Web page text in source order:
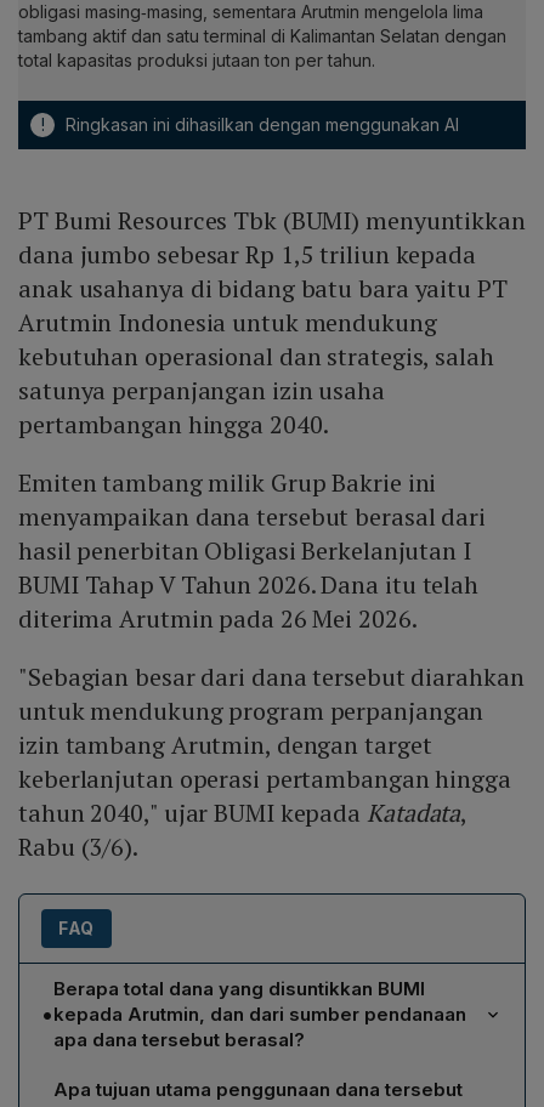
obligasi masing‑masing, sementara Arutmin mengelola lima
tambang aktif dan satu terminal di Kalimantan Selatan dengan
total kapasitas produksi jutaan ton per tahun.
! Ringkasan ini dihasilkan dengan menggunakan AI
PT Bumi Resources Tbk (BUMI) menyuntikkan
dana jumbo sebesar Rp 1,5 triliun kepada
anak usahanya di bidang batu bara yaitu PT
Arutmin Indonesia untuk mendukung
kebutuhan operasional dan strategis, salah
satunya perpanjangan izin usaha
pertambangan hingga 2040.
Emiten tambang milik Grup Bakrie ini
menyampaikan dana tersebut berasal dari
hasil penerbitan Obligasi Berkelanjutan I
BUMI Tahap V Tahun 2026. Dana itu telah
diterima Arutmin pada 26 Mei 2026.
"Sebagian besar dari dana tersebut diarahkan
untuk mendukung program perpanjangan
izin tambang Arutmin, dengan target
keberlanjutan operasi pertambangan hingga
tahun 2040," ujar BUMI kepada Katadata,
Rabu (3/6).
FAQ
•
Berapa total dana yang disuntikkan BUMI
kepada Arutmin, dan dari sumber pendanaan
apa dana tersebut berasal?
BUMI menyuntikkan dana sebesar Rp 1,5 triliun kepada
Apa tujuan utama penggunaan dana tersebut